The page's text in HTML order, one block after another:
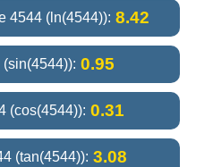
4544 (ln(4544)): 8.42
0.95
(cos(4544)): 0.31
(tan(4544)): 3.08